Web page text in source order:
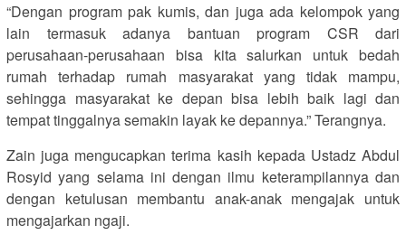
“Dengan program pak kumis, dan juga ada kelompok yang
lain termasuk adanya bantuan program CSR dari
perusahaan-perusahaan bisa kita salurkan untuk bedah
rumah terhadap rumah masyarakat yang tidak mampu,
sehingga masyarakat ke depan bisa lebih baik lagi dan
tempat tinggalnya semakin layak ke depannya.” Terangnya.
Zain juga mengucapkan terima kasih kepada Ustadz Abdul
Rosyid yang selama ini dengan ilmu keterampilannya dan
dengan ketulusan membantu anak-anak mengajak untuk
mengajarkan ngaji.